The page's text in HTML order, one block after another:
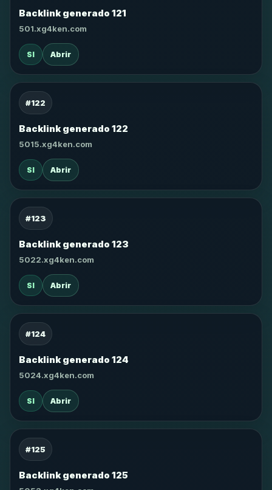
Backlink generado 121
501.xg4ken.com
SI Abrir
#122
Backlink generado 122
5015.xg4ken.com
SI Abrir
#123
Backlink generado 123
5022.xg4ken.com
SI Abrir
#124
Backlink generado 124
5024.xg4ken.com
SI Abrir
#125
Backlink generado 125